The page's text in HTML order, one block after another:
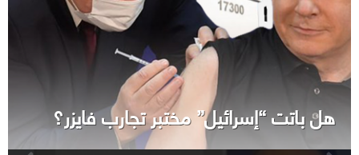
هل باتت “إسرائيل” مختبر تجارب فايزر؟